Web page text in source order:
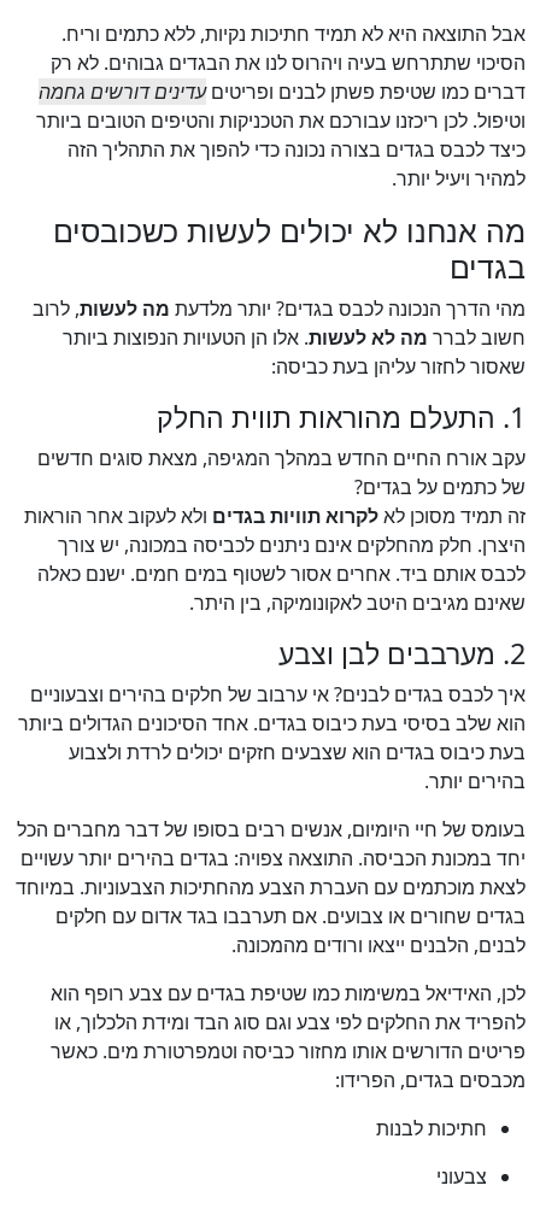
אבל התוצאה היא לא תמיד חתיכות נקיות, ללא כתמים וריח.
הסיכוי שתתרחש בעיה ויהרוס לנו את הבגדים גבוהים. לא רק
דברים כמו שטיפת פשתן לבנים ופריטיםעדינים דורשים גחמה
וטיפול. לכן ריכזנו עבורכם את הטכניקות והטיפים הטובים ביותר
כיצד לכבס בגדים בצורה נכונה כדי להפוך את התהליך הזה
למהיר ויעיל יותר.
מה אנחנו לא יכולים לעשות כשכובסים
בגדים
מהי הדרך הנכונה לכבס בגדים? יותר מלדעת מה לעשות, לרוב
חשוב לברר מה לא לעשות. אלו הן הטעויות הנפוצות ביותר
שאסור לחזור עליהן בעת כביסה:
1. התעלם מהוראות תווית החלק
עקב אורח החיים החדש במהלך המגיפה, מצאת סוגים חדשים
של כתמים על בגדים?
זה תמיד מסוכן לאלקרוא תוויות בגדים ולא לעקוב אחר הוראות
היצרן. חלק מהחלקים אינם ניתנים לכביסה במכונה, יש צורך
לכבס אותם ביד. אחרים אסור לשטוף במים חמים. ישנם כאלה
שאינם מגיבים היטב לאקונומיקה, בין היתר.
2. מערבבים לבן וצבע
איך לכבס בגדים לבנים? אי ערבוב של חלקים בהירים וצבעוניים
הוא שלב בסיסי בעת כיבוס בגדים. אחד הסיכונים הגדולים ביותר
בעת כיבוס בגדים הוא שצבעים חזקים יכולים לרדת ולצבוע
בהירים יותר.
בעומס של חיי היומיום, אנשים רבים בסופו של דבר מחברים הכל
יחד במכונת הכביסה. התוצאה צפויה: בגדים בהירים יותר עשויים
לצאת מוכתמים עם העברת הצבע מהחתיכות הצבעוניות. במיוחד
בגדים שחורים או צבועים. אם תערבבו בגד אדום עם חלקים
לבנים, הלבנים ייצאו ורודים מהמכונה.
לכן, האידיאל במשימות כמו שטיפת בגדים עם צבע רופף הוא
להפריד את החלקים לפי צבע וגם סוג הבד ומידת הלכלוך, או
פריטים הדורשים אותו מחזור כביסה וטמפרטורת מים. כאשר
מכבסים בגדים, הפרידו:
חתיכות לבנות
צבעוני